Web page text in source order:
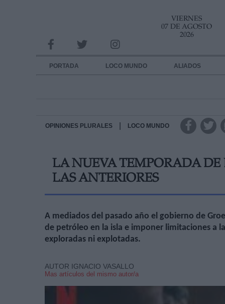
VIERNES
07 DE AGOSTO
2026
PORTADA LOCO MUNDO ALIADOS
OPINIONES PLURALES LOCO MUNDO
LA NUEVA TEMPORADA DE
LAS ANTERIORES
A mediados del pasado año el gobierno de
de petróleo en la isla e imponer limitaciones a
exploradas ni explotadas.
AUTOR IGNACIO VASALLO
Mas artículos del mismo autor/a
INFORMACION SOBRE LA PROTECCIÓN DE TUS DATOS
Responsable:
Destinatarios:
link
Información adicional
link